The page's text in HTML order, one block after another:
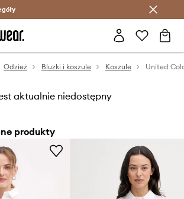
Oszczędzaj z Answear Club >
Odzież Bluzki i koszule Koszule
aktualnie niedostępny
produkty